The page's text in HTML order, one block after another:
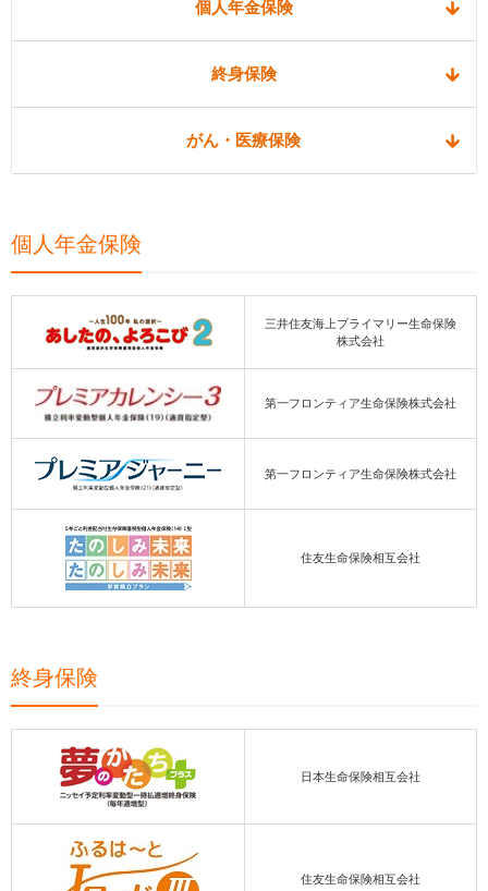
個人年金保険
終身保険
がん・医療保険
個人年金保険
三井住友海上プライマリー生命保険
株式会社
第一フロンティア生命保険株式会社
第一フロンティア生命保険株式会社
住友生命保険相互会社
終身保険
日本生命保険相互会社
住友生命保険相互会社